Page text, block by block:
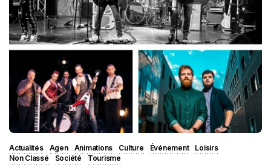
Actualités Agen Animations Culture Événement
Loisirs
Non Classé
Société Tourisme